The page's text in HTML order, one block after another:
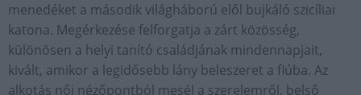
menedéket a második világháború elől bujkáló szicíliai
katona. Megérkezése felforgatja a zárt közösség,
különösen a helyi tanító családjának mindennapjait,
kivált, amikor a legidősebb lány beleszeret a fiúba. Az
alkotás női nézőpontból mesél a szerelemről, belső